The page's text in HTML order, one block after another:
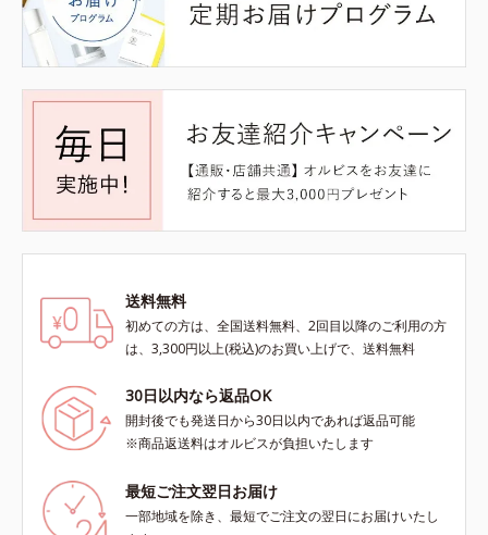
送料無料
初めての方は、全国送料無料、2回目以降のご利用の方
は、3,300円以上(税込)のお買い上げで、送料無料
30日以内なら返品OK
開封後でも発送日から30日以内であれば返品可能
※商品返送料はオルビスが負担いたします
最短ご注文翌日お届け
一部地域を除き、最短でご注文の翌日にお届けいたし